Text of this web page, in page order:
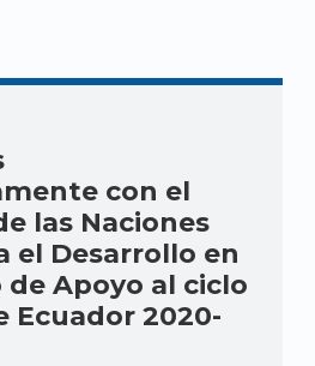
con el
las Naciones
el Desarrollo en
Apoyo al ciclo
Ecuador 2020-